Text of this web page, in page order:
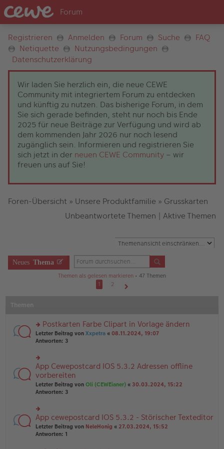
Registrieren Anmelden Forum Suche
FAQ
Netiquette
Nutzungsbedingungen
Datenschutzerklärung
Wir laden Sie herzlich ein, die neue CEWE
Community mit integriertem Forum zu entdecken
und künftig zu nutzen. Das bisherige Forum, in dem
Sie sich gerade befinden, steht nur noch bis Ende
2025 für neue Beiträge zur Verfügung und wird ab
dem kommenden Jahr 2026 nur noch lesend
zugänglich sein. Informieren und registrieren Sie
sich jetzt in der neuen CEWE Community – wir
freuen uns auf Sie!
Foren-Übersicht » Unsere Produktfamilie » Grusskarten
Unbeantwortete Themen | Aktive Themen
Neues Thema
Themen als gelesen markieren • 47 Themen
1
2
rs
te
u
n
g
el
es
e
er
B
ei
tr
a
Postkarten Farbe Clipart in Vorlage ändern
Letzter Beitrag von Xxpetra « 08.11.2024, 19:07
Antworten: 3
rs
te
r
u
n
el
es
e
n
App Cewepostcard IOS 5.3.2 Adressen offline
vorbereiten
Letzter Beitrag von Oli (CEWEianer) « 30.03.2024, 15:22
Antworten: 3
rs
te
r
App cewepostcard IOS 5.3.2 - Störischer Texteditor
Letzter Beitrag von NeleHonig « 27.03.2024, 15:52
Antworten: 1